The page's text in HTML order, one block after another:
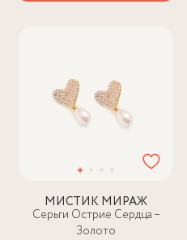
МИСТИК МИРАЖ
Серьги Острие Сердца –
Золото